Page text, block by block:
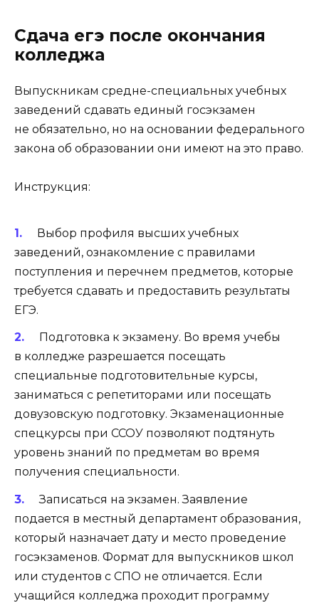
Сдача егэ после окончания
колледжа
Выпускникам средне-специальных учебных
заведений сдавать единый госэкзамен
не обязательно, но на основании федерального
закона об образовании они имеют на это право.
Инструкция:
Выбор профиля высших учебных
заведений, ознакомление с правилами
поступления и перечнем предметов, которые
требуется сдавать и предоставить результаты
ЕГЭ.
Подготовка к экзамену. Во время учебы
в колледже разрешается посещать
специальные подготовительные курсы,
заниматься с репетиторами или посещать
довузовскую подготовку. Экзаменационные
спецкурсы при ССОУ позволяют подтянуть
уровень знаний по предметам во время
получения специальности.
Записаться на экзамен. Заявление
подается в местный департамент образования,
который назначает дату и место проведение
госэкзаменов. Формат для выпускников школ
или студентов с СПО не отличается. Если
учащийся колледжа проходит программу